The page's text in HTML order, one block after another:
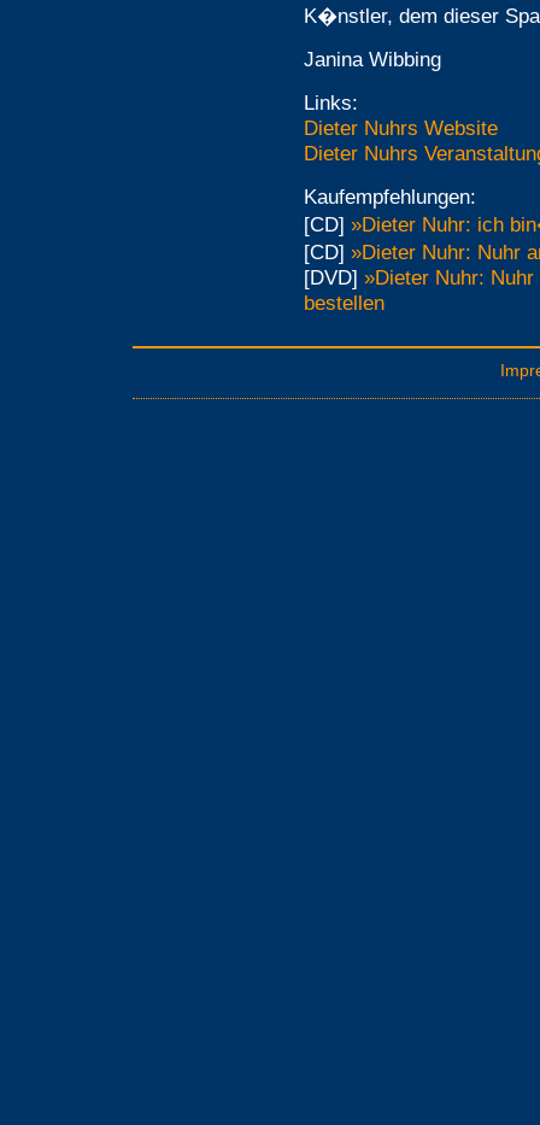
K�nstler, dem dieser
Janina Wibbing
Links:
Dieter Nuhrs Website
Dieter Nuhrs
Kaufempfehlungen:
[CD] »Dieter Nuhr: ich
[CD] »Dieter Nuhr: Nuhr
[DVD] »Dieter Nuhr:
bestellen